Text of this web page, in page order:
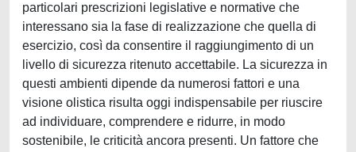
particolari prescrizioni legislative e normative che
interessano sia la fase di realizzazione che quella di
esercizio, così da consentire il raggiungimento di un
livello di sicurezza ritenuto accettabile. La sicurezza in
questi ambienti dipende da numerosi fattori e una
visione olistica risulta oggi indispensabile per riuscire
ad individuare, comprendere e ridurre, in modo
sostenibile, le criticità ancora presenti. Un fattore che